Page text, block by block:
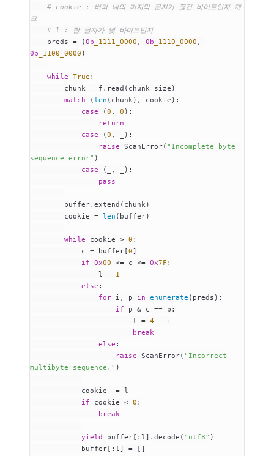
크
    # l : 한 글자가 몇 바이트인지
    preds
= (0b _1111_0000 , 0b _1110_0000
0b _1100_0000 )
    while
True :
        chunk
= f. read (chunk_size)
        match
(len (chunk), cookie):
            case
(0 , 0 ):
                return
            case
(0 , _):
                raise
ScanError( "Incomplete byte
sequence error" )
            case
(_, _):
                pass
        buffer.
extend (chunk)
        cookie
= len (buffer)
        while
cookie > 0 :
            c
= buffer[0]
            if
0x00 <= c <= 0x7F :
                l
= 1
            else
:
                for
i, p in enumerate (preds):
                    if
p & c == p:
                        l
= 4 -
i
                        break
                else
:
                    raise
ScanError( "Incorrect
multibyte sequence." )
            cookie
-= l
            if
cookie < 0 :
                break
            yield
buffer[:l]. decode ( "utf8" )
            buffer[:l]
= []